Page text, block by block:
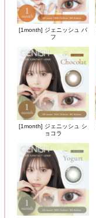
[1month] ジェニッシュ バ
フ
[1month] ジェニッシュ シ
ョコラ